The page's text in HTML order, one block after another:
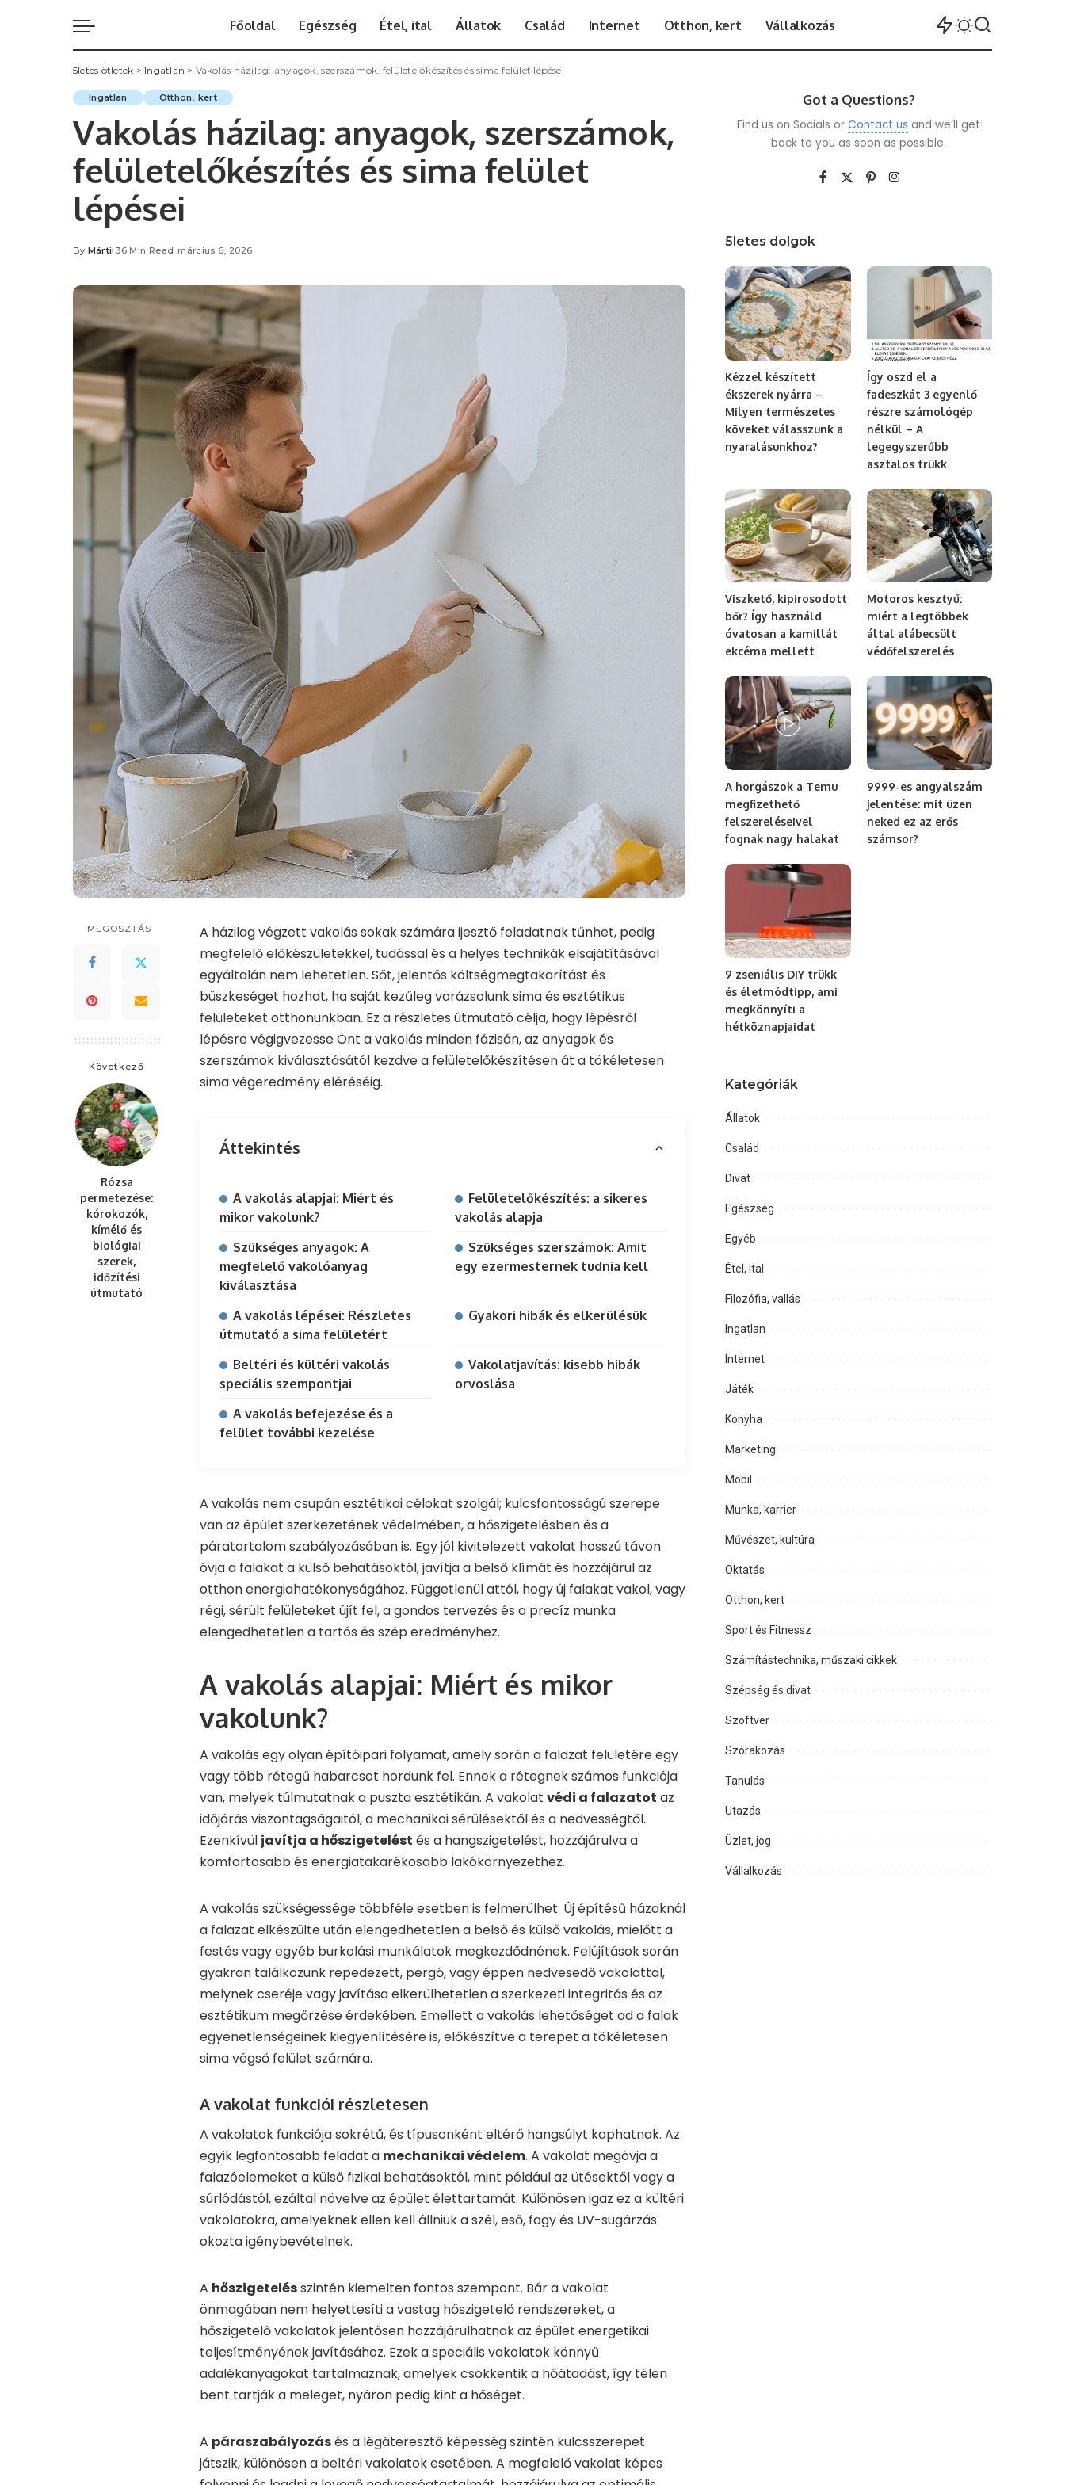
Főoldal Egészség Étel, ital Állatok Család Internet Otthon, kert Vállalkozás
5letes ötletek > Ingatlan > Vakolás házilag: anyagok, szerszámok, felületelőkészítés és sima felület lépései
Ingatlan Otthon, kert
Vakolás házilag: anyagok, szerszámok,
felületelőkészítés és sima felület
lépései
Posted
By Márti 36 Min Read március 6, 2026
MEGOSZTÁS
Következő
Rózsa
permetezése:
kórokozók,
kímélő és
biológiai
szerek,
időzítési
útmutató
A házilag végzett vakolás sokak számára ijesztő feladatnak tűnhet, pedig
megfelelő előkészületekkel, tudással és a helyes technikák elsajátításával
egyáltalán nem lehetetlen. Sőt, jelentős költségmegtakarítást és
büszkeséget hozhat, ha saját kezűleg varázsolunk sima és esztétikus
felületeket otthonunkban. Ez a részletes útmutató célja, hogy lépésről
lépésre végigvezesse Önt a vakolás minden fázisán, az anyagok és
szerszámok kiválasztásától kezdve a felületelőkészítésen át a tökéletesen
sima végeredmény eléréséig.
Áttekintés
A vakolás alapjai: Miért és
mikor vakolunk?
Felületelőkészítés: a sikeres
vakolás alapja
Szükséges anyagok: A
megfelelő vakolóanyag
kiválasztása
Szükséges szerszámok: Amit
egy ezermesternek tudnia kell
A vakolás lépései: Részletes
útmutató a sima felületért
Gyakori hibák és elkerülésük
Beltéri és kültéri vakolás
speciális szempontjai
Vakolatjavítás: kisebb hibák
orvoslása
A vakolás befejezése és a
felület további kezelése
A vakolás nem csupán esztétikai célokat szolgál; kulcsfontosságú szerepe
van az épület szerkezetének védelmében, a hőszigetelésben és a
páratartalom szabályozásában is. Egy jól kivitelezett vakolat hosszú távon
óvja a falakat a külső behatásoktól, javítja a belső klímát és hozzájárul az
otthon energiahatékonyságához. Függetlenül attól, hogy új falakat vakol, vagy
régi, sérült felületeket újít fel, a gondos tervezés és a precíz munka
elengedhetetlen a tartós és szép eredményhez.
A vakolás alapjai: Miért és mikor
vakolunk?
A vakolás egy olyan építőipari folyamat, amely során a falazat felületére egy
vagy több rétegű habarcsot hordunk fel. Ennek a rétegnek számos funkciója
van, melyek túlmutatnak a puszta esztétikán. A vakolat védi a falazatot az
időjárás viszontagságaitól, a mechanikai sérülésektől és a nedvességtől.
Ezenkívül javítja a hőszigetelést és a hangszigetelést, hozzájárulva a
komfortosabb és energiatakarékosabb lakókörnyezethez.
A vakolás szükségessége többféle esetben is felmerülhet. Új építésű házaknál
a falazat elkészülte után elengedhetetlen a belső és külső vakolás, mielőtt a
festés vagy egyéb burkolási munkálatok megkezdődnének. Felújítások során
gyakran találkozunk repedezett, pergő, vagy éppen nedvesedő vakolattal,
melynek cseréje vagy javítása elkerülhetetlen a szerkezeti integritás és az
esztétikum megőrzése érdekében. Emellett a vakolás lehetőséget ad a falak
egyenetlenségeinek kiegyenlítésére is, előkészítve a terepet a tökéletesen
sima végső felület számára.
A vakolat funkciói részletesen
A vakolatok funkciója sokrétű, és típusonként eltérő hangsúlyt kaphatnak. Az
egyik legfontosabb feladat a mechanikai védelem. A vakolat megóvja a
falazóelemeket a külső fizikai behatásoktól, mint például az ütésektől vagy a
súrlódástól, ezáltal növelve az épület élettartamát. Különösen igaz ez a kültéri
vakolatokra, amelyeknek ellen kell állniuk a szél, eső, fagy és UV-sugárzás
okozta igénybevételnek.
A hőszigetelésszintén kiemelten fontos szempont. Bár a vakolat
önmagában nem helyettesíti a vastag hőszigetelő rendszereket, a
hőszigetelő vakolatok jelentősen hozzájárulhatnak az épület energetikai
teljesítményének javításához. Ezek a speciális vakolatok könnyű
adalékanyagokat tartalmaznak, amelyek csökkentik a hőátadást, így télen
bent tartják a meleget, nyáron pedig kint a hőséget.
A páraszabályozásés a légáteresztő képesség szintén kulcsszerepet
játszik, különösen a beltéri vakolatok esetében. A megfelelő vakolat képes
Got a Questions?
Find us on Socials orContact us and we’ll get
back to you as soon as possible.
5letes dolgok
Kézzel készített
ékszerek nyárra –
Milyen természetes
köveket válasszunk a
nyaralásunkhoz?
Így oszd el a
fadeszkát 3 egyenlő
részre számológép
nélkül – A
legegyszerűbb
asztalos trükk
Viszkető, kipirosodott
bőr? Így használd
óvatosan a kamillát
ekcéma mellett
Motoros kesztyű:
miért a legtöbbek
által alábecsült
védőfelszerelés
A horgászok a Temu
megfizethető
felszereléseivel
fognak nagy halakat
9999-es angyalszám
jelentése: mit üzen
neked ez az erős
számsor?
9 zseniális DIY trükk
és életmódtipp, ami
megkönnyíti a
hétköznapjaidat
Kategóriák
Állatok
Család
Divat
Egészség
Egyéb
Étel, ital
Filozófia, vallás
Ingatlan
Internet
Játék
Konyha
Marketing
Mobil
Munka, karrier
Művészet, kultúra
Oktatás
Otthon, kert
Sport és Fitnessz
Számítástechnika, műszaki cikkek
Szépség és divat
Szoftver
Szórakozás
Tanulás
Utazás
Üzlet, jog
Vállalkozás